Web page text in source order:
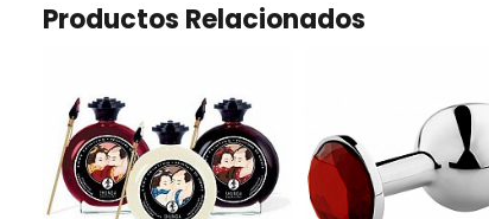
Productos Relacionados